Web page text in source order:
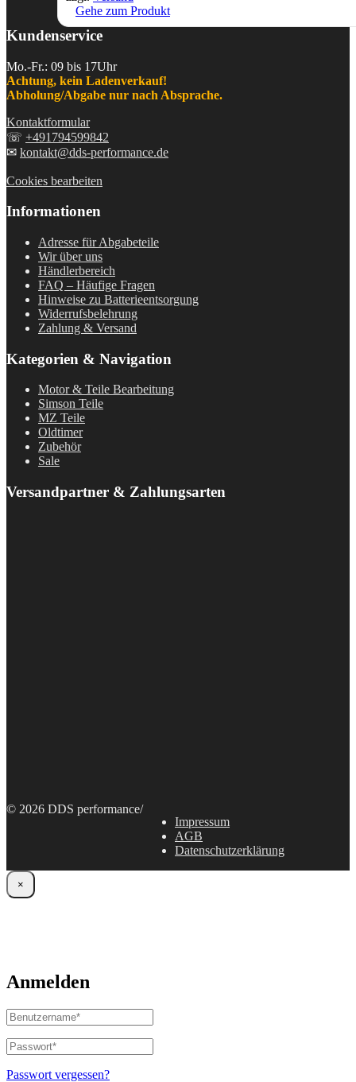
Gehe zum Produkt
Kundenservice
Mo.-Fr.: 09 bis 17Uhr
Achtung, kein Ladenverkauf!
Abholung/Abgabe nur nach Absprache.
Kontaktformular
☏ +491794599842
✉ kontakt@dds-performance.de
Cookies bearbeiten
Informationen
Adresse für Abgabeteile
Wir über uns
Händlerbereich
FAQ – Häufige Fragen
Hinweise zu Batterieentsorgung
Widerrufsbelehrung
Zahlung & Versand
Kategorien & Navigation
Motor & Teile Bearbeitung
Simson Teile
MZ Teile
Oldtimer
Zubehör
Sale
Versandpartner & Zahlungsarten
© 2026 DDS performance/
Impressum
AGB
Datenschutzerklärung
×
Anmelden
Benutzername
oder
E-
Mail-
Adresse*
Passwort*
Erforderlich
Passwort vergessen?